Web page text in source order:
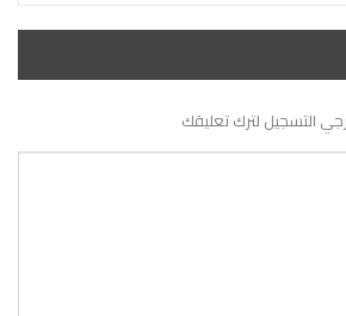
التسجيل لترك تعليقك